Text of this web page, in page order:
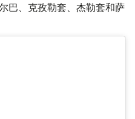
巴、克孜勒套、杰勒套和萨